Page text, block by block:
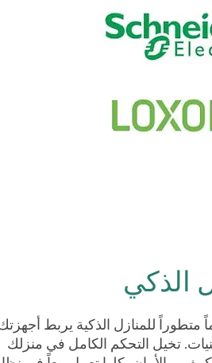
الذكي
متطوراً للمنازل الذكية يربط
تخيل التحكم الكامل في منزلك